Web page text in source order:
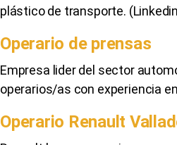
plástico de transporte.
Operario de prensas
Empresa lider del sector
operarios/as con experiencia
Operario Renault